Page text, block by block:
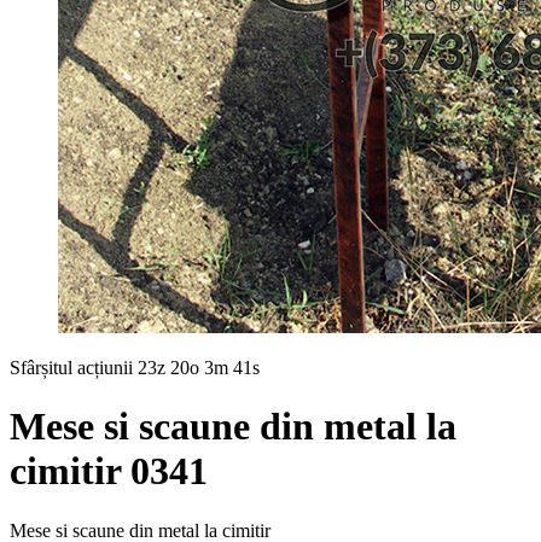
Sfârșitul acțiunii 23z 20o 3m 40s
Mese si scaune din metal la
cimitir 0341
Mese si scaune din metal la cimitir